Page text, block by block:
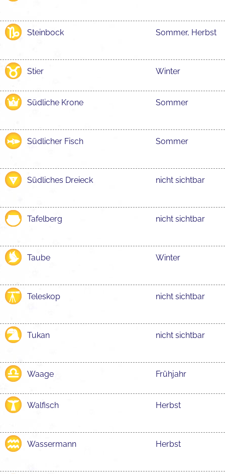
Steinbock Sommer, Herbst
Stier Winter
Südliche Krone Sommer
Südlicher Fisch Sommer
Südliches Dreieck nicht sichtbar
Tafelberg nicht sichtbar
Taube Winter
Teleskop nicht sichtbar
Tukan nicht sichtbar
Waage Frühjahr
Walfisch Herbst
Wassermann Herbst